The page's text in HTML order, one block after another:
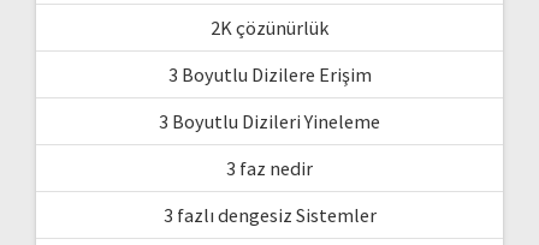
2K çözünürlük
3 Boyutlu Dizilere Erişim
3 Boyutlu Dizileri Yineleme
3 faz nedir
3 fazlı dengesiz Sistemler